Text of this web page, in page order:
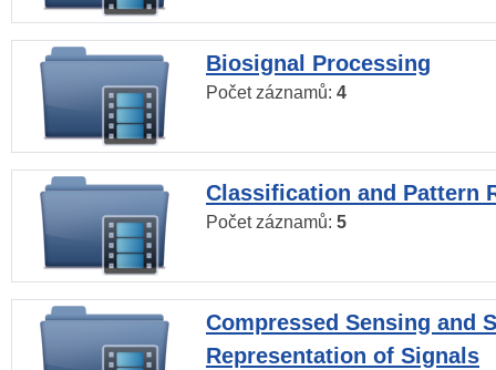
Biosignal Processing
Počet záznamů: 4
Classification and Pattern
Počet záznamů: 5
Compressed Sensing and
Representation of Signals